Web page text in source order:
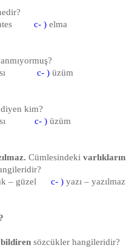
c- ) elma
c- ) üzüm
kim?
c- ) üzüm
Cümlesindeki varlıkların
– güzel c- ) yazı – yazılmaz
bildiren sözcükler hangi­leridir?